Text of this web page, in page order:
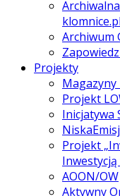
klomnice.pl
Archiwum
Projekty
Magazyny
Projekt
Inicjatywa
Projekt
Inwestycją
AOON/OW
Aktywny